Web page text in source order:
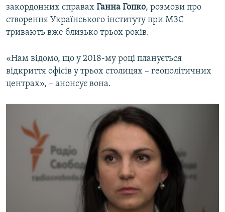
закордонних справах Ганна Гопко, розмови про
створення Українського інституту при МЗС
тривають вже близько трьох років.
«Нам відомо, що у 2018-му році планується
відкриття офісів у трьох столицях – геополітичних
центрах», – анонсує вона.